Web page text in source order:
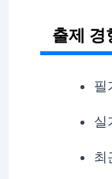
출제 경
필
실
최